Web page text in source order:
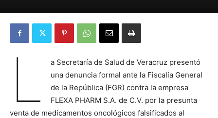
L
a Secretaría de Salud de Veracruz presentó
una denuncia formal ante la Fiscalía General
de la República (FGR) contra la empresa
FLEXA PHARM S.A. de C.V. por la presunta
venta de medicamentos oncológicos falsificados al